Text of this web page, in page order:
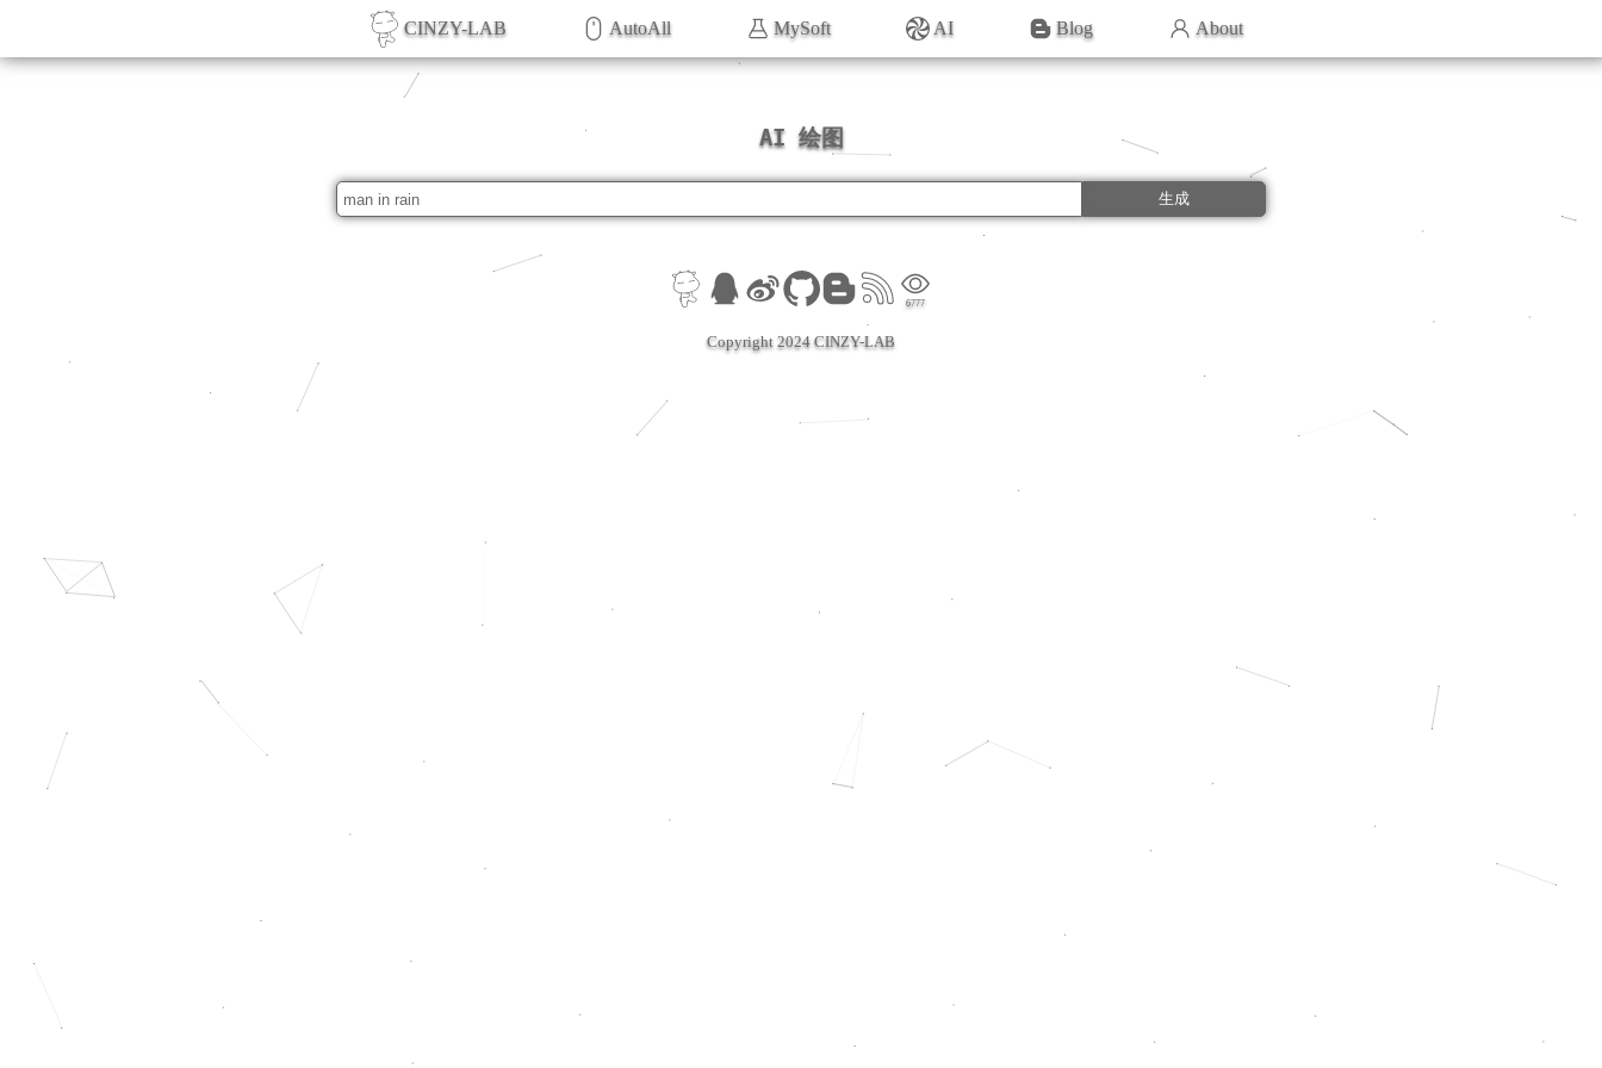
CINZY-LAB AutoAll MySoft AI Blog About
AI 绘图
生成
6777
Copyright 2024 CINZY-LAB